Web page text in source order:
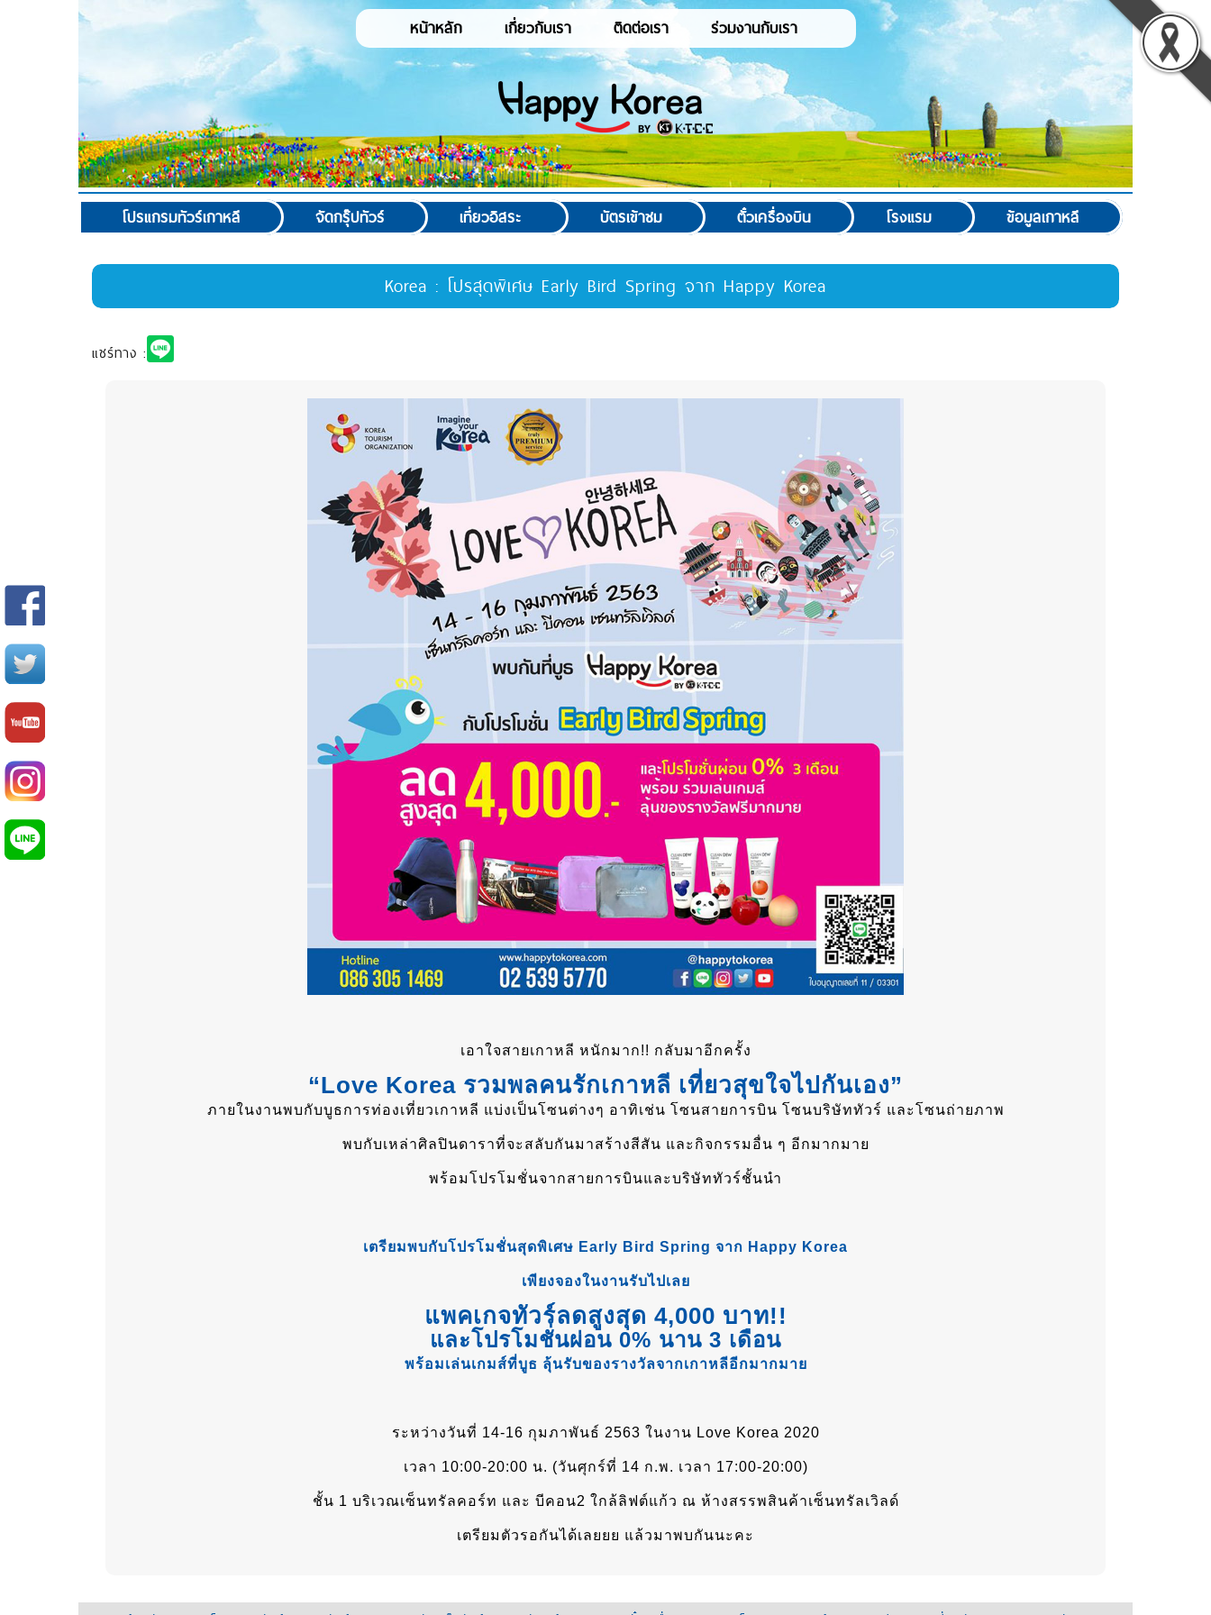
หน้าหลัก เกี่ยวกับเรา ติดต่อเรา ร่วมงานกับเรา
โปรแกรมทัวร์เกาหลี จัดกรุ๊ปทัวร์ เที่ยวอิสระ บัตรเข้าชม ตั๋วเครื่องบิน โรงแรม ข้อมูลเกาหลี
Korea : โปรสุดพิเศษ Early Bird Spring จาก Happy Korea
แชร์ทาง :
เอาใจสายเกาหลี หนักมาก!! กลับมาอีกครั้ง
“Love Korea รวมพลคนรักเกาหลี เที่ยวสุขใจไปกันเอง”
ภายในงานพบกับบูธการท่องเที่ยวเกาหลี แบ่งเป็นโซนต่างๆ อาทิเช่น โซนสายการบิน โซนบริษัททัวร์ และโซนถ่ายภาพ
พบกับเหล่าศิลปินดาราที่จะสลับกันมาสร้างสีสัน และกิจกรรมอื่น ๆ อีกมากมาย
พร้อมโปรโมชั่นจากสายการบินและบริษัททัวร์ชั้นนำ
เตรียมพบกับโปรโมชั่นสุดพิเศษ Early Bird Spring จาก Happy Korea
เพียงจองในงานรับไปเลย
แพคเกจทัวร์ลดสูงสุด 4,000 บาท!!
และโปรโมชั่นผ่อน 0% นาน 3 เดือน
พร้อมเล่นเกมส์ที่บูธ ลุ้นรับของรางวัลจากเกาหลีอีกมากมาย
ระหว่างวันที่ 14-16 กุมภาพันธ์ 2563 ในงาน Love Korea 2020
เวลา 10:00-20:00 น. (วันศุกร์ที่ 14 ก.พ. เวลา 17:00-20:00)
ชั้น 1 บริเวณเซ็นทรัลคอร์ท และ บีคอน2 ใกล้ลิฟต์แก้ว ณ ห้างสรรพสินค้าเซ็นทรัลเวิลด์
เตรียมตัวรอกันได้เลยยย แล้วมาพบกันนะคะ